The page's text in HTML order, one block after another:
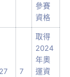
參賽
資格
7
取得
2024
年奧
運資